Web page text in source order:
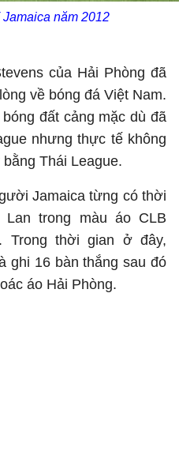
năm 2012
của Hải Phòng đã
về bóng đá Việt Nam.
đất cảng mặc dù đã
nhưng thực tế không
Thái League.
Jamaica từng có thời
trong màu áo CLB
Trong thời gian ở đây,
ghi 16 bàn thắng sau đó
áo Hải Phòng.